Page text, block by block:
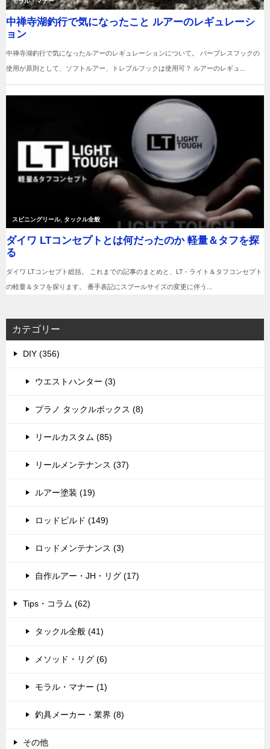
カテゴリー
DIY (356)
ウエストハンター (3)
プラノ タックルボックス (8)
リールカスタム (85)
リールメンテナンス (37)
ルアー塗装 (19)
ロッドビルド (149)
ロッドメンテナンス (3)
自作ルアー・JH・リグ (17)
Tips・コラム (62)
タックル全般 (41)
メソッド・リグ (6)
モラル・マナー (1)
釣具メーカー・業界 (8)
その他